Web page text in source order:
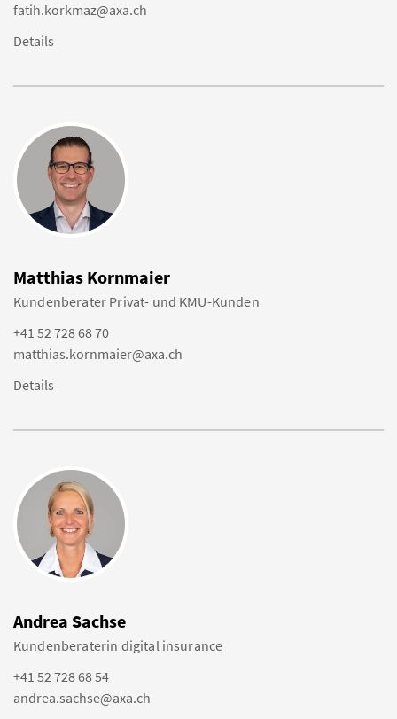
fatih.korkmaz@axa.ch
Details
Matthias Kornmaier
Kundenberater Privat- und KMU-Kunden
+41 52 728 68 70
matthias.kornmaier@axa.ch
Details
Andrea Sachse
Kundenberaterin digital insurance
+41 52 728 68 54
andrea.sachse@axa.ch